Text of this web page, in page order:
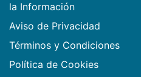
la Información
Aviso de Privacidad
Términos y Condiciones
Política de Cookies